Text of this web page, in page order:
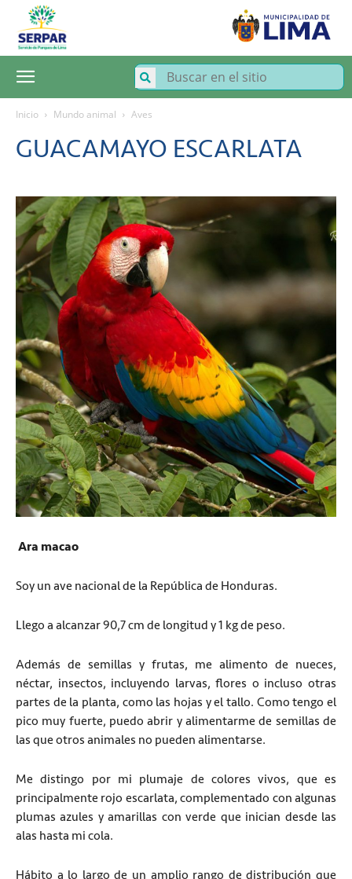
SERPAR
Servicio
de
Parques
Inicio Mundo animal Aves
GUACAMAYO ESCARLATA
Ara macao
Soy un ave nacional de la República de Honduras.
Llego a alcanzar 90,7 cm de longitud y 1 kg de peso.
Además de semillas y frutas, me alimento de nueces,
néctar, insectos, incluyendo larvas, flores o incluso otras
partes de la planta, como las hojas y el tallo. Como tengo el
pico muy fuerte, puedo abrir y alimentarme de semillas de
las que otros animales no pueden alimentarse.
Me distingo por mi plumaje de colores vivos, que es
principalmente rojo escarlata, complementado con algunas
plumas azules y amarillas con verde que inician desde las
alas hasta mi cola.
Hábito a lo largo de un amplio rango de distribución que